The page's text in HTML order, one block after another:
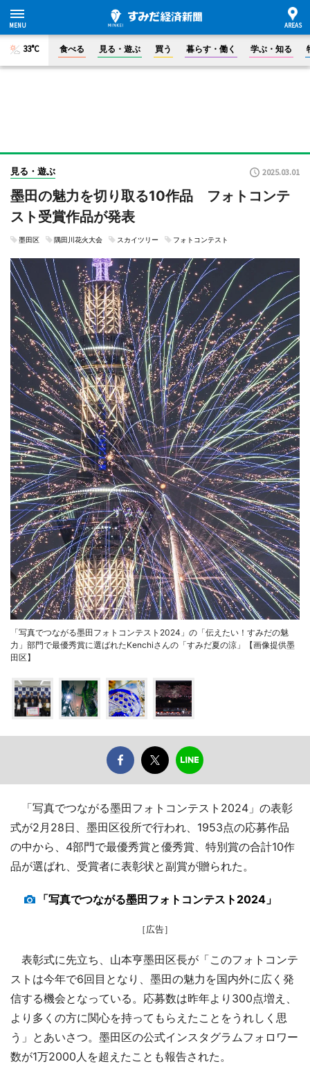
33°C 食べる 見る・遊ぶ 買う 暮らす・働く 学ぶ・知る
見る・遊ぶ 2025.03.01
墨田の魅力を切り取る10作品 フォトコンテ
スト受賞作品が発表
墨田区 隅田川花火大会 スカイツリー フォトコンテスト
「写真でつながる墨田フォトコンテスト2024」の「伝えたい！すみだの魅
力」部門で最優秀賞に選ばれたKenchiさんの「すみだ夏の涼」【画像提供墨
田区】
「写真でつながる墨田フォトコンテスト2024」の表彰
式が2月28日、墨田区役所で行われ、1953点の応募作品
の中から、4部門で最優秀賞と優秀賞、特別賞の合計10作
品が選ばれ、受賞者に表彰状と副賞が贈られた。
「写真でつながる墨田フォトコンテスト2024」
［広告］
表彰式に先立ち、山本亨墨田区長が「このフォトコンテ
ストは今年で6回目となり、墨田の魅力を国内外に広く発
信する機会となっている。応募数は昨年より300点増え、
より多くの方に関心を持ってもらえたことをうれしく思
う」とあいさつ。墨田区の公式インスタグラムフォロワー
数が1万2000人を超えたことも報告された。